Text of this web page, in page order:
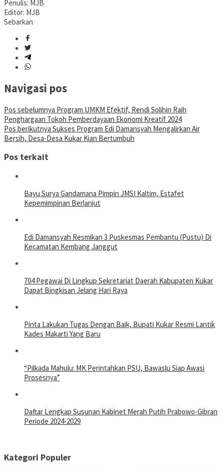
Penulis: MJB
Editor: MJB
Sebarkan
Navigasi pos
Pos sebelumnya Program UMKM Efektif, Rendi Solihin Raih
Penghargaan Tokoh Pemberdayaan Ekonomi Kreatif 2024
Pos berikutnya Sukses Program Edi Damansyah Mengalirkan Air
Bersih, Desa-Desa Kukar Kian Bertumbuh
Pos terkait
Bayu Surya Gandamana Pimpin JMSI Kaltim, Estafet
Kepemimpinan Berlanjut
Edi Damansyah Resmikan 3 Puskesmas Pembantu (Pustu) Di
Kecamatan Kembang Janggut
704 Pegawai Di Lingkup Sekretariat Daerah Kabupaten Kukar
Dapat Bingkisan Jelang Hari Raya
Pinta Lakukan Tugas Dengan Baik, Bupati Kukar Resmi Lantik
Kades Makarti Yang Baru
“Pilkada Mahulu: MK Perintahkan PSU, Bawaslu Siap Awasi
Prosesnya”
Daftar Lengkap Susunan Kabinet Merah Putih Prabowo-Gibran
Periode 2024-2029
Kategori Populer